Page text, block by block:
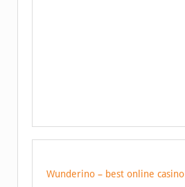
Wunderino – best online casino